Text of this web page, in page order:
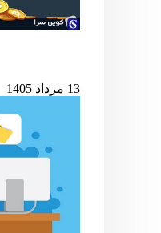
13 مرداد 1405